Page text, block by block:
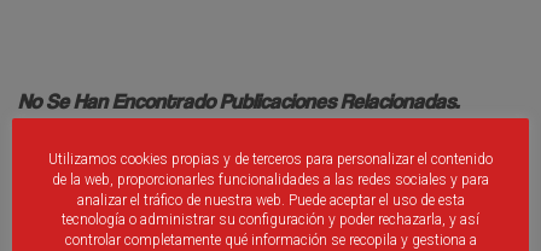
No Se Han Encontrado Publicaciones Relacionadas.
Utilizamos cookies propias y de terceros para personalizar el contenido
de la web, proporcionarles funcionalidades a las redes sociales y para
analizar el tráfico de nuestra web. Puede aceptar el uso de esta
tecnología o administrar su configuración y poder rechazarla, y así
controlar completamente qué información se recopila y gestiona a